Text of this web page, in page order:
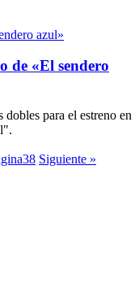
azul»
de «El sendero
para el estreno en
38 Siguiente »